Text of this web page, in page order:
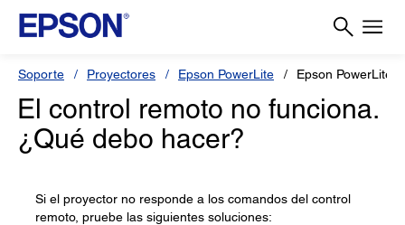
Soporte Proyectores Epson PowerLite Epson PowerLite
El control remoto no funciona.
¿Qué debo hacer?
Si el proyector no responde a los comandos del control
remoto, pruebe las siguientes soluciones: